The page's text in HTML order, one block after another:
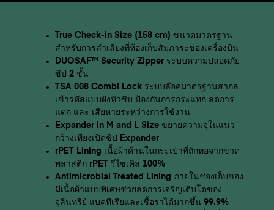
True Check-in Size (158 cm) ขนาดมาตรฐาน
สำหรับการลำเลียงที่ห้องเก็บสัมภาระของเครื่องบิน
DUOSAF™ Security Zipper ระบบความปลอดภัย
ซิป 2 ชั้น
TSA 008 Combi Lock ระบบล๊อคมาตรฐานสากล
เข้ารหัสแบบฝังหัวซิบ ป้องกันการกระแทก ลดการ
แตก และ เสียหายระหว่างการใช้งาน
Expander in M and L Size ขยายความจุในแนว
กว้างเพียงเปิดซิป Expander
rPET Lining เนื้อผ้าด้านในกระเป๋าที่ถักทอจากขวด
พลาสติก rPET รีไซเคิล 100%
Antimicrobial Treated Lining ภายในช่องเก็บของ
มีเนื้อผ้าแบบพิเศษช่วยลดการเจริญเติบโตของ
จุลินทรีย์ แบคทีเรียและเชื้อราได้มากขึ้น 99.9%